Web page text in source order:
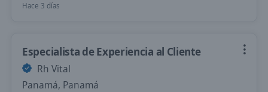
Hace 3 días
Especialista de Experiencia al Cliente
Rh Vital
Panamá, Panamá